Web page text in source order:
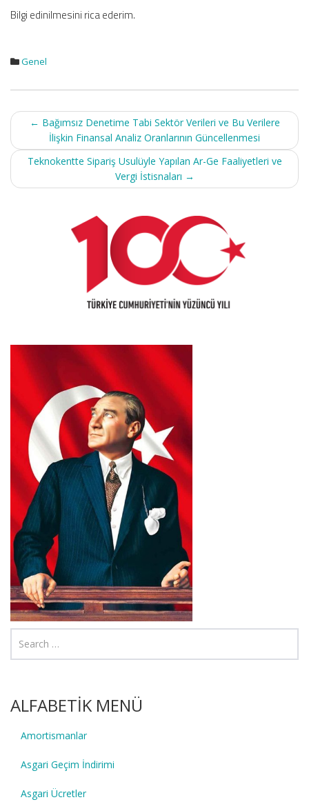
Bilgi edinilmesini rica ederim.
Genel
Post
navigation
← Bağımsız Denetime Tabi Sektör Verileri ve Bu Verilere
İlişkin Finansal Analiz Oranlarının Güncellenmesi
Teknokentte Sipariş Usulüyle Yapılan Ar-Ge Faaliyetleri ve
Vergi İstisnaları →
ALFABETİK MENÜ
Amortismanlar
Asgari Geçim İndirimi
Asgari Ücretler